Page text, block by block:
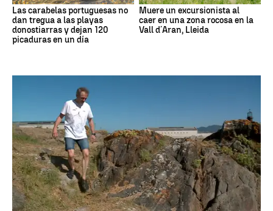
Las carabelas portuguesas no
dan tregua a las playas
donostiarras y dejan 120
picaduras en un día
Muere un excursionista al
caer en una zona rocosa en la
Vall d´Aran, Lleida
Medio ambiente